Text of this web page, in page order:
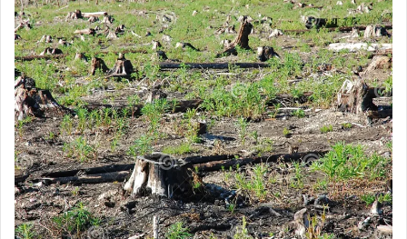
i
e
l